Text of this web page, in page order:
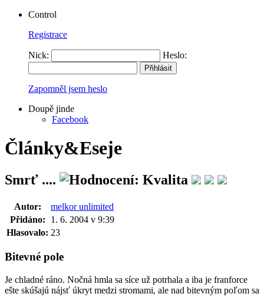
Control
Registrace
Nick: Heslo:
Zapomněl jsem heslo
Doupě jinde
Facebook
Články&Eseje
Smrť ....
Autor:
melkor unlimited
Přidáno:
1. 6. 2004 v 9:39
Hlasovalo: 23
Bitevné pole
Je chladné ráno. Nočná hmla sa síce už potrhala a iba je franforce
ešte skúšajú nájsť úkryt medzi stromami, ale nad bitevným poľom sa